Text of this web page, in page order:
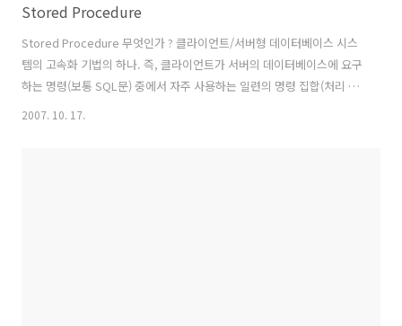
Stored Procedure
Stored Procedure 무엇인가 ? 클라이언트/서버형 데이터베이스 시스
템의 고속화 기법의 하나. 즉, 클라이언트가 서버의 데이터베이스에 요구
하는 명령(보통 SQL문) 중에서 자주 사용하는 일련의 명령 집합(처리 절
차)을 사전에 컴파일(번역)하여 바로 실행 가능한 상태의 모듈로 데이터
2007. 10. 17.